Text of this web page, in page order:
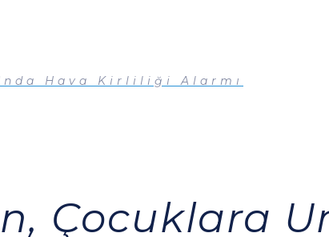
Hava Kirliliği Alarmı
Çocuklara